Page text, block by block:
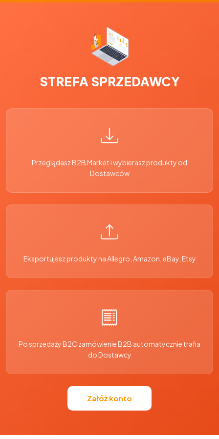
STREFA SPRZEDAWCY
Przeglądasz B2B Market i wybierasz produkty od
Dostawców
Eksportujesz produkty na Allegro, Amazon, eBay, Etsy
Po sprzedaży B2C zamówienie B2B automatycznie trafia
do Dostawcy
Załóż konto